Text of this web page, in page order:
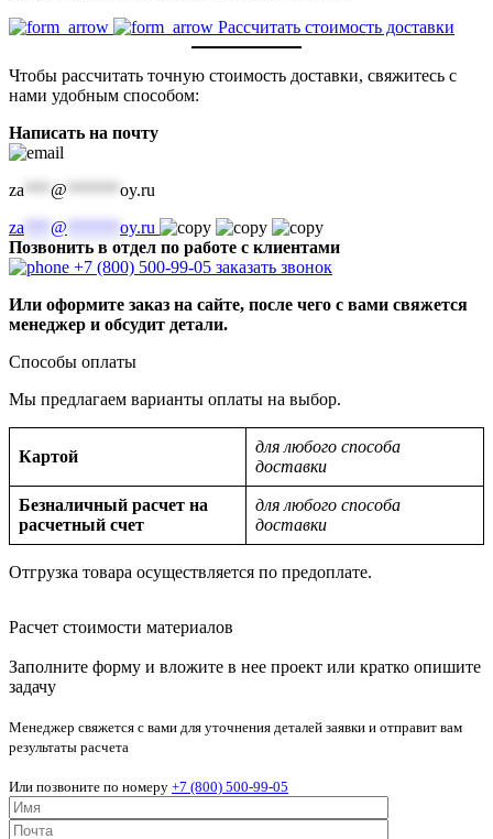
Рассчитать стоимость доставки
Чтобы рассчитать точную стоимость доставки, свяжитесь с
нами удобным способом:
Написать на почту
za @
oy.ru
za
@
oy.ru
Позвонить в отдел по работе с клиентами
+7 (800) 500-99-05 заказать звонок
Или оформите заказ на сайте, после чего с вами свяжется
менеджер и обсудит детали.
Способы оплаты
Мы предлагаем варианты оплаты на выбор.
Картой
для любого способа
доставки
Безналичный расчет на
расчетный счет
для любого способа
доставки
Отгрузка товара осуществляется по предоплате.
Расчет стоимости материалов
Заполните форму и вложите в нее проект или кратко опишите
задачу
Менеджер свяжется с вами для уточнения деталей заявки и отправит вам
результаты расчета
Или позвоните по номеру +7 (800) 500-99-05